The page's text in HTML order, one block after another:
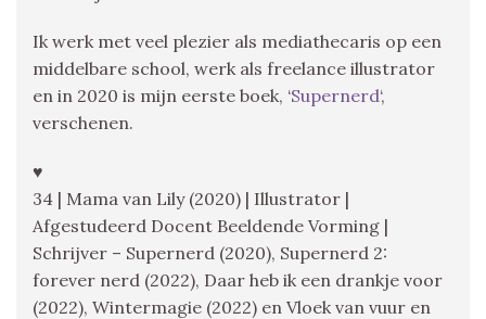
Ik werk met veel plezier als mediathecaris op een
middelbare school, werk als freelance illustrator
en in 2020 is mijn eerste boek, ‘Supernerd‘,
verschenen.
♥
34 | Mama van Lily (2020) | Illustrator |
Afgestudeerd Docent Beeldende Vorming |
Schrijver – Supernerd (2020), Supernerd 2:
forever nerd (2022), Daar heb ik een drankje voor
(2022), Wintermagie (2022) en Vloek van vuur en